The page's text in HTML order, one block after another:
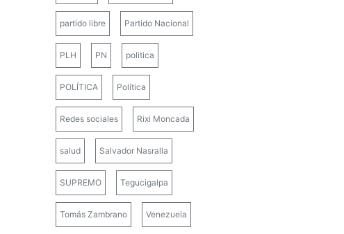
partido libre Partido Nacional
PLH PN politica
POLÍTICA Política
Redes sociales Rixi Moncada
salud Salvador Nasralla
SUPREMO Tegucigalpa
Tomás Zambrano Venezuela